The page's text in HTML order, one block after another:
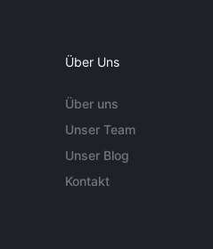
Über Uns
Über uns
Unser Team
Unser Blog
Kontakt